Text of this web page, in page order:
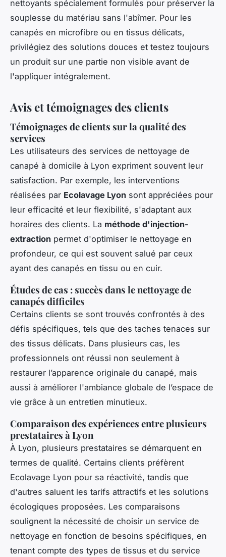
nettoyants spécialement formulés pour préserver la
souplesse du matériau sans l'abîmer. Pour les
canapés en microfibre ou en tissus délicats,
privilégiez des solutions douces et testez toujours
un produit sur une partie non visible avant de
l'appliquer intégralement.
Avis et témoignages des clients
Témoignages de clients sur la qualité des
services
Les utilisateurs des services de nettoyage de
canapé à domicile à Lyon expriment souvent leur
satisfaction. Par exemple, les interventions
réalisées par Ecolavage Lyon sont appréciées pour
leur efficacité et leur flexibilité, s'adaptant aux
horaires des clients. La méthode d'injection-
extraction permet d'optimiser le nettoyage en
profondeur, ce qui est souvent salué par ceux
ayant des canapés en tissu ou en cuir.
Études de cas : succès dans le nettoyage de
canapés difficiles
Certains clients se sont trouvés confrontés à des
défis spécifiques, tels que des taches tenaces sur
des tissus délicats. Dans plusieurs cas, les
professionnels ont réussi non seulement à
restaurer l’apparence originale du canapé, mais
aussi à améliorer l'ambiance globale de l’espace de
vie grâce à un entretien minutieux.
Comparaison des expériences entre plusieurs
prestataires à Lyon
À Lyon, plusieurs prestataires se démarquent en
termes de qualité. Certains clients préfèrent
Ecolavage Lyon pour sa réactivité, tandis que
d'autres saluent les tarifs attractifs et les solutions
écologiques proposées. Les comparaisons
soulignent la nécessité de choisir un service de
nettoyage en fonction de besoins spécifiques, en
tenant compte des types de tissus et du service